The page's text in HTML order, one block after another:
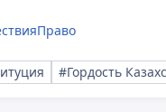
Право
#Гордость